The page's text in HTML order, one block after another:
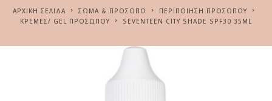
ΑΡΧΙΚΉ ΣΕΛΊΔΑ ΣΏΜΑ & ΠΡΌΣΩΠΟ
ΠΕΡΙΠΟΊΗΣΗ ΠΡΟΣΏΠΟΥ
ΚΡΈΜΕΣ/ GEL ΠΡΟΣΏΠΟΥ
SEVENTEEN CITY SHADE SPF30 35ML